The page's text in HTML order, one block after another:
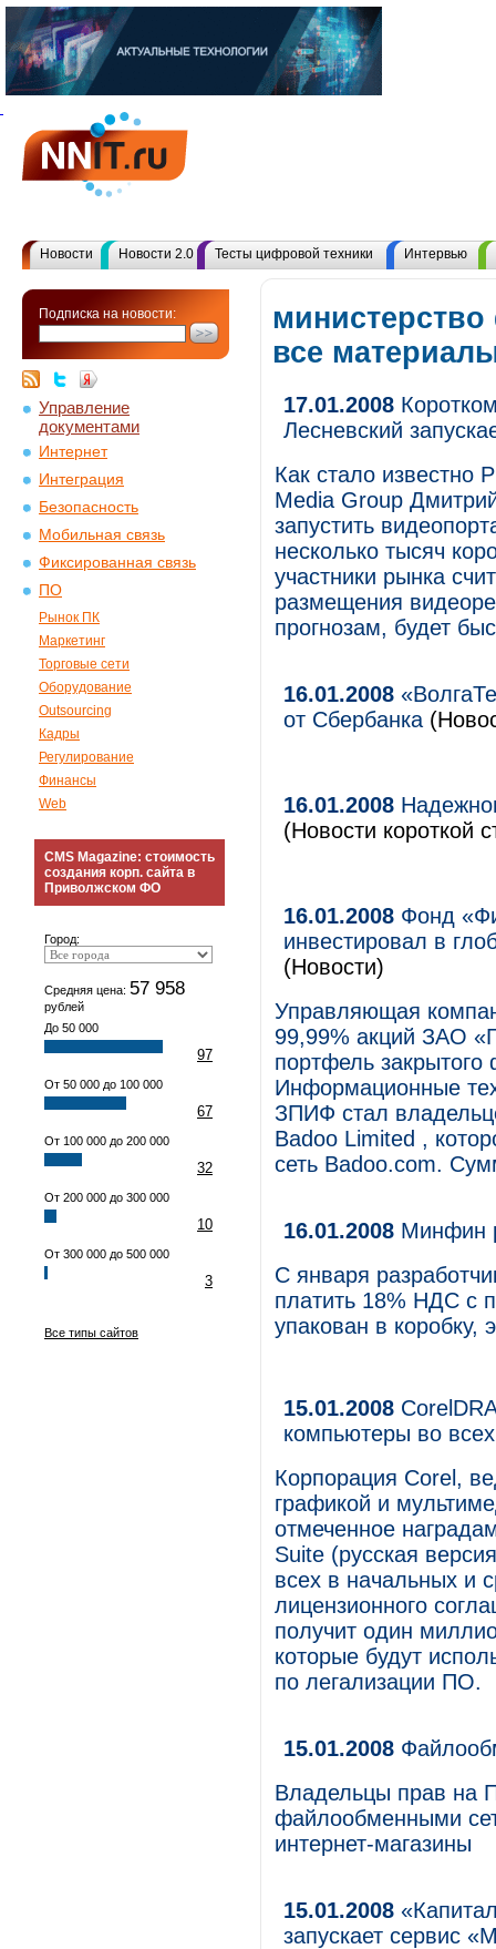
Новости Новости 2.0 Тесты цифровой техники Интервью
Подписка на новости:
Управление
документами
Интернет
Интеграция
Безопасность
Мобильная связь
Фиксированная связь
ПО
Рынок ПК
Маркетинг
Торговые сети
Оборудование
Outsourcing
Кадры
Регулирование
Финансы
Web
CMS Magazine: стоимость
создания корп. сайта в
Приволжском ФО
Город:
Средняя цена: 57 958
рублей
До 50 000
97
От 50 000 до 100 000
67
От 100 000 до 200 000
32
От 200 000 до 300 000
10
От 300 000 до 500 000
3
Все типы сайтов
все
17.01.2008
Лесневский
Как стало известно
Media Group
запустить
несколько тысяч
участники рынка
размещения
прогнозам, будет
16.01.2008
от Сбербанка
16.01.2008
(Новости короткой
16.01.2008 Фонд
инвестировал в
(Новости)
Управляющая
99,99% акций ЗАО
портфель
Информационные
ЗПИФ стал
Badoo Limited ,
сеть Badoo.com.
16.01.2008 Минфин
С января
платить 18% НДС с
упакован в коробку,
15.01.2008
компьютеры во
Корпорация Corel,
графикой и
отмеченное
Suite (русская
всех в начальных и
лицензионного
получит один
которые будут
по легализации ПО.
15.01.2008
Владельцы прав на
файлообменными
интернет-магазины
15.01.2008
запускает сервис